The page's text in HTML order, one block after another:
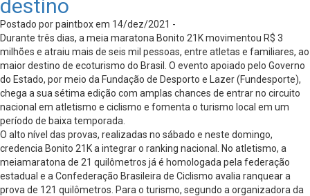
destino
Postado por paintbox em 14/dez/2021 -
Durante três dias, a meia maratona Bonito 21K movimentou R$ 3
milhões e atraiu mais de seis mil pessoas, entre atletas e familiares, ao
maior destino de ecoturismo do Brasil. O evento apoiado pelo Governo
do Estado, por meio da Fundação de Desporto e Lazer (Fundesporte),
chega a sua sétima edição com amplas chances de entrar no circuito
nacional em atletismo e ciclismo e fomenta o turismo local em um
período de baixa temporada.
O alto nível das provas, realizadas no sábado e neste domingo,
credencia Bonito 21K a integrar o ranking nacional. No atletismo, a
meiamaratona de 21 quilômetros já é homologada pela federação
estadual e a Confederação Brasileira de Ciclismo avalia ranquear a
prova de 121 quilômetros. Para o turismo, segundo a organizadora da